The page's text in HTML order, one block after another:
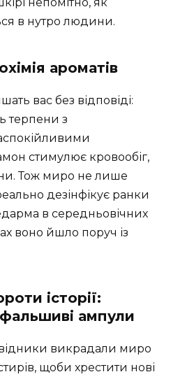
в нутро людини.
ароматів
вас без відповіді:
терпени з
стимулює кровообіг,
Тож миро не лише
дезінфікує ранки
в середньовічних
воно йшло поруч із
історії:
ампули
викрадали миро
щоби хрестити нові